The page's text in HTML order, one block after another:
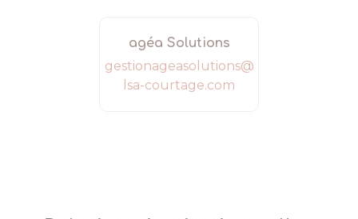
agéa Solutions
gestionageasolutions@
lsa-courtage.com